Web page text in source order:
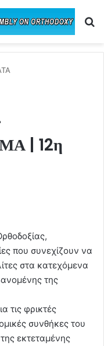
| 12η
που συνεχίζουν να
στα κατεχόμενα
της
τις φρικτές
συνθήκες του
εκτεταμένης